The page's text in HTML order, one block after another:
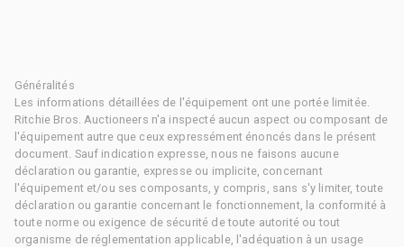
Généralités
Les informations détaillées de l'équipement ont une portée limitée.
Ritchie Bros. Auctioneers n'a inspecté aucun aspect ou composant de
l'équipement autre que ceux expressément énoncés dans le présent
document. Sauf indication expresse, nous ne faisons aucune
déclaration ou garantie, expresse ou implicite, concernant
l'équipement et/ou ses composants, y compris, sans s'y limiter, toute
déclaration ou garantie concernant le fonctionnement, la conformité à
toute norme ou exigence de sécurité de toute autorité ou tout
organisme de réglementation applicable, l'adéquation à un usage